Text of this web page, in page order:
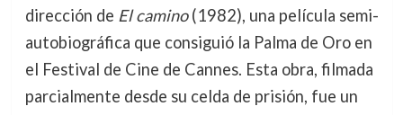
dirección de El camino(1982), una película semi-
autobiográfica que consiguió la Palma de Oro en
el Festival de Cine de Cannes. Esta obra, filmada
parcialmente desde su celda de prisión, fue un